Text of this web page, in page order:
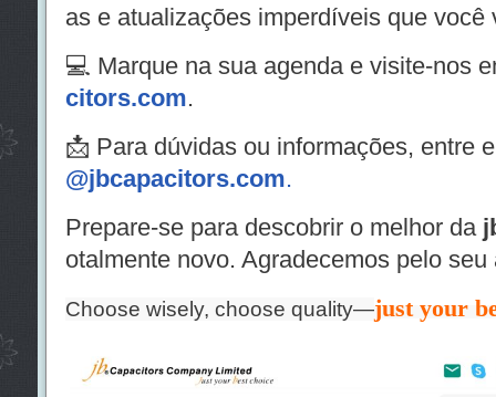
as e atualizações imperdíveis que você
💻 Marque na sua agenda e visite-nos
citors.com.
📩 Para dúvidas ou informações, entre
@jbcapacitors.com.
Prepare-se para descobrir o melhor da
otalmente novo. Agradecemos pelo
Choose wisely, choose quality—just your